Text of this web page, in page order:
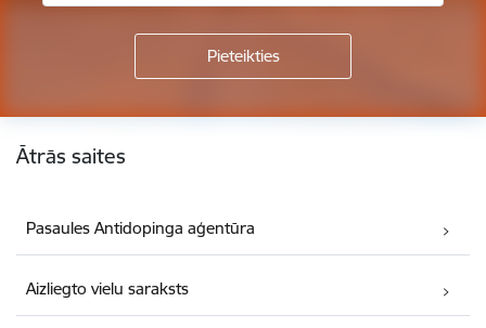
Ātrās saites
Pasaules Antidopinga aģentūra
Aizliegto vielu saraksts